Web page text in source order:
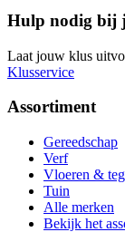
Hulp nodig bij
Laat jouw klus
Klusservice
Assortiment
Gereedschap
Verf
Vloeren &
Tuin
Alle merken
Bekijk het